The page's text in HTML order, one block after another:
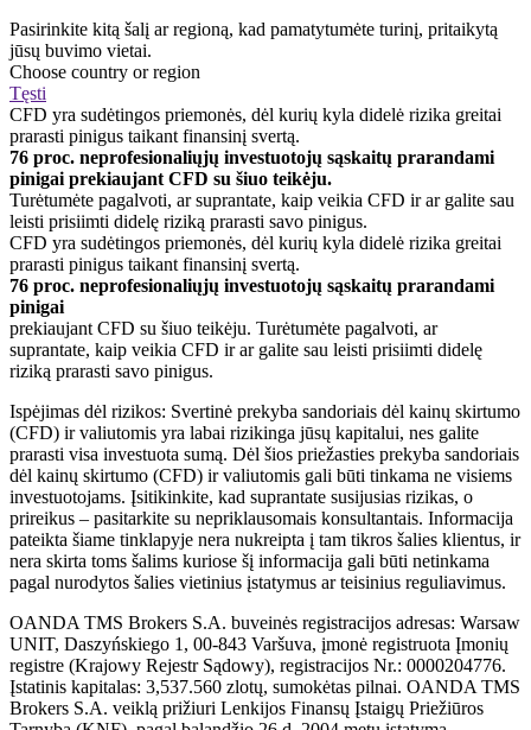
Pasirinkite kitą šalį ar regioną, kad pamatytumėte turinį, pritaikytą
jūsų buvimo vietai.
Choose country or region
Tęsti
CFD yra sudėtingos priemonės, dėl kurių kyla didelė rizika greitai
prarasti pinigus taikant finansinį svertą.
76 proc. neprofesionaliųjų investuotojų sąskaitų prarandami
pinigai prekiaujant CFD su šiuo teikėju.
Turėtumėte pagalvoti, ar suprantate, kaip veikia CFD ir ar galite sau
leisti prisiimti didelę riziką prarasti savo pinigus.
CFD yra sudėtingos priemonės, dėl kurių kyla didelė rizika greitai
prarasti pinigus taikant finansinį svertą.
76 proc. neprofesionaliųjų investuotojų sąskaitų prarandami
pinigai
prekiaujant CFD su šiuo teikėju. Turėtumėte pagalvoti, ar
suprantate, kaip veikia CFD ir ar galite sau leisti prisiimti didelę
riziką prarasti savo pinigus.
Ispėjimas dėl rizikos: Svertinė prekyba sandoriais dėl kainų skirtumo
(CFD) ir valiutomis yra labai rizikinga jūsų kapitalui, nes galite
prarasti visa investuota sumą. Dėl šios priežasties prekyba sandoriais
dėl kainų skirtumo (CFD) ir valiutomis gali būti tinkama ne visiems
investuotojams. Įsitikinkite, kad suprantate susijusias rizikas, o
prireikus – pasitarkite su nepriklausomais konsultantais. Informacija
pateikta šiame tinklapyje nera nukreipta į tam tikros šalies klientus, ir
nera skirta toms šalims kuriose šį informacija gali būti netinkama
pagal nurodytos šalies vietinius įstatymus ar teisinius reguliavimus.
OANDA TMS Brokers S.A. buveinės registracijos adresas: Warsaw
UNIT, Daszyńskiego 1, 00-843 Varšuva, įmonė registruota Įmonių
registre (Krajowy Rejestr Sądowy), registracijos Nr.: 0000204776.
Įstatinis kapitalas: 3,537.560 zlotų, sumokėtas pilnai. OANDA TMS
Brokers S.A. veiklą prižiuri Lenkijos Finansų Įstaigų Priežiūros